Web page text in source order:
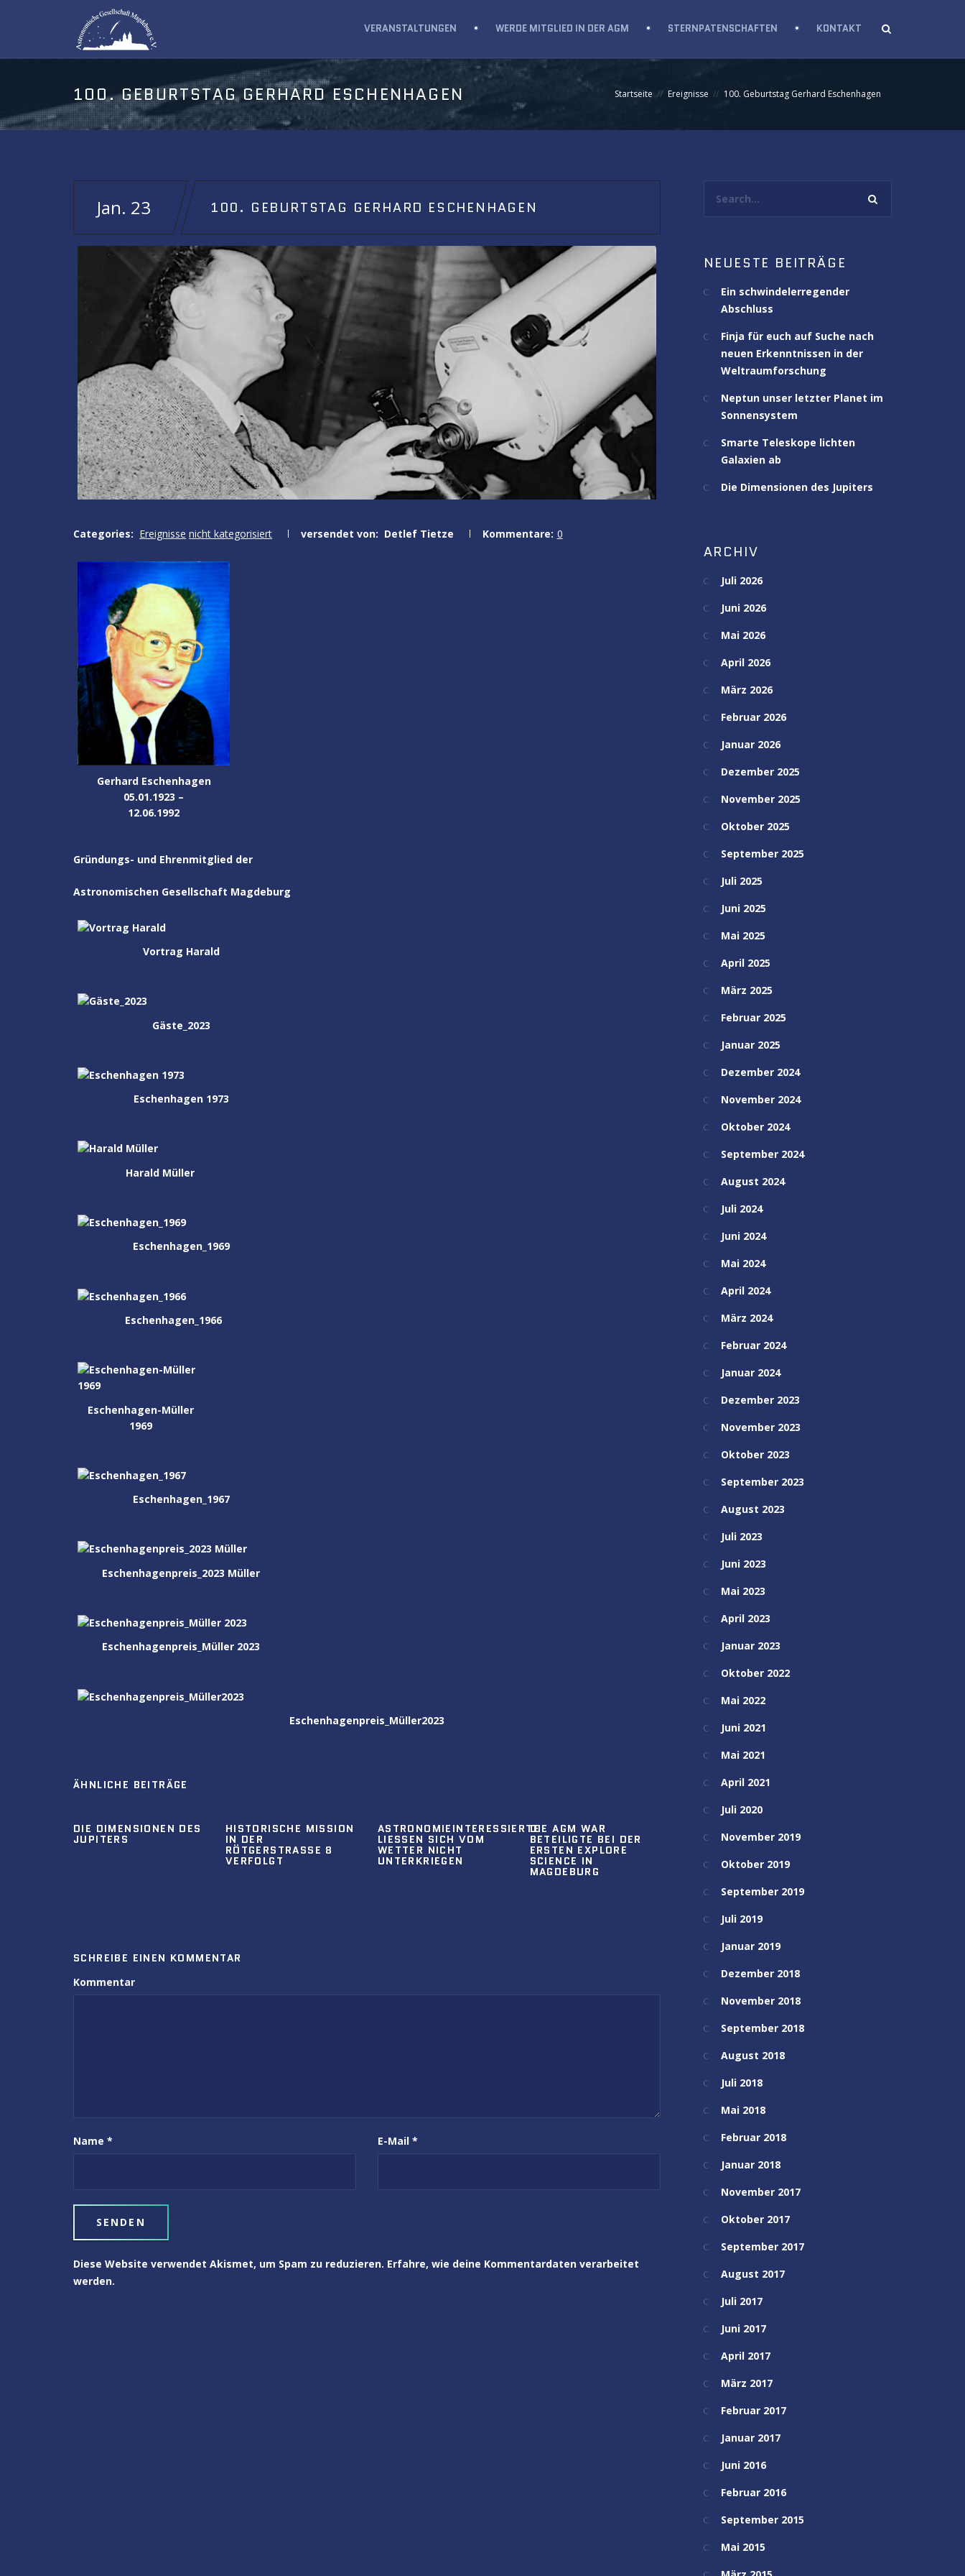
VERANSTALTUNGEN WERDE MITGLIED IN DER AGM STERNPATENSCHAFTEN KONTAKT
100. GEBURTSTAG GERHARD ESCHENHAGEN Startseite Ereignisse 100. Geburtstag Gerhard Eschenhagen
Jan. 23 100. GEBURTSTAG GERHARD ESCHENHAGEN
Categories: Ereignisse nicht kategorisiert versendet von: Detlef Tietze Kommentare: 0
Gerhard Eschenhagen
05.01.1923 –
12.06.1992
Gründungs- und Ehrenmitglied der
Astronomischen Gesellschaft Magdeburg
Vortrag Harald
Gäste_2023
Eschenhagen 1973
Harald Müller
Eschenhagen_1969
Eschenhagen_1966
Eschenhagen-Müller
1969
Eschenhagen_1967
Eschenhagenpreis_2023 Müller
Eschenhagenpreis_Müller 2023
Eschenhagenpreis_Müller2023
ÄHNLICHE BEITRÄGE
DIE DIMENSIONEN DES
JUPITERS
HISTORISCHE MISSION
IN DER
RÖTGERSTRASSE 8 V
ERFOLGT
ASTRONOMIEINTERESSIERTE
LIESSEN SICH VOM W
ETTER NICHT U
NTERKRIEGEN
DIE AGM WAR
BETEILIGTE BEI DER
ERSTEN EXPLORE
SCIENCE IN
MAGDEBURG
SCHREIBE EINEN KOMMENTAR
Kommentar
Name * E-Mail *
Diese Website verwendet Akismet, um Spam zu reduzieren. Erfahre, wie deine Kommentardaten verarbeitet
werden.
NEUESTE BEITRÄGE
Ein schwindelerregender
Abschluss
Finja für euch auf Suche nach
neuen Erkenntnissen in der
Weltraumforschung
Neptun unser letzter Planet im
Sonnensystem
Smarte Teleskope lichten
Galaxien ab
Die Dimensionen des Jupiters
ARCHIV
Juli 2026
Juni 2026
Mai 2026
April 2026
März 2026
Februar 2026
Januar 2026
Dezember 2025
November 2025
Oktober 2025
September 2025
Juli 2025
Juni 2025
Mai 2025
April 2025
März 2025
Februar 2025
Januar 2025
Dezember 2024
November 2024
Oktober 2024
September 2024
August 2024
Juli 2024
Juni 2024
Mai 2024
April 2024
März 2024
Februar 2024
Januar 2024
Dezember 2023
November 2023
Oktober 2023
September 2023
August 2023
Juli 2023
Juni 2023
Mai 2023
April 2023
Januar 2023
Oktober 2022
Mai 2022
Juni 2021
Mai 2021
April 2021
Juli 2020
November 2019
Oktober 2019
September 2019
Juli 2019
Januar 2019
Dezember 2018
November 2018
September 2018
August 2018
Juli 2018
Mai 2018
Februar 2018
Januar 2018
November 2017
Oktober 2017
September 2017
August 2017
Juli 2017
Juni 2017
April 2017
März 2017
Februar 2017
Januar 2017
Juni 2016
Februar 2016
September 2015
Mai 2015